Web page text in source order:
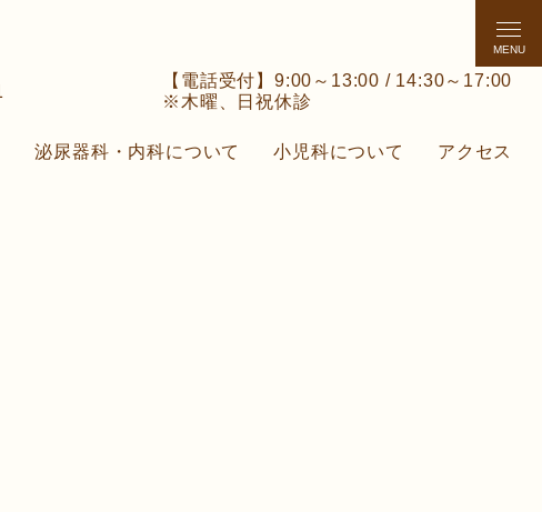
【電話受付】9:00～13:00 / 14:30～17:00
※木曜、日祝休診
泌尿器科・内科について 小児科について アクセス
MENU